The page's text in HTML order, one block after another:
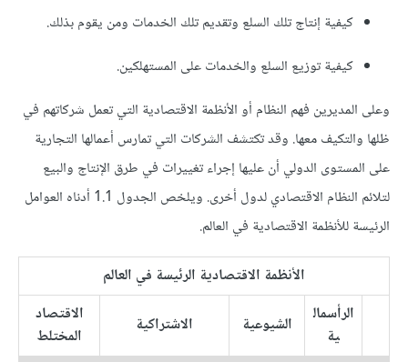
كيفية إنتاج تلك السلع وتقديم تلك الخدمات ومن يقوم بذلك.
كيفية توزيع السلع والخدمات على المستهلكين.
وعلى المديرين فهم النظام أو الأنظمة الاقتصادية التي تعمل شركاتهم في
ظلها والتكيف معها. وقد تكتشف الشركات التي تمارس أعمالها التجارية
على المستوى الدولي أن عليها إجراء تغييرات في طرق الإنتاج والبيع
لتلائم النظام الاقتصادي لدول أخرى. ويلخص الجدول 1.1 أدناه العوامل
الرئيسة للأنظمة الاقتصادية في العالم.
الأنظمة الاقتصادية الرئيسة في العالم
الرأسمال
ية
الشيوعية الاشتراكية
الاقتصاد
المختلط